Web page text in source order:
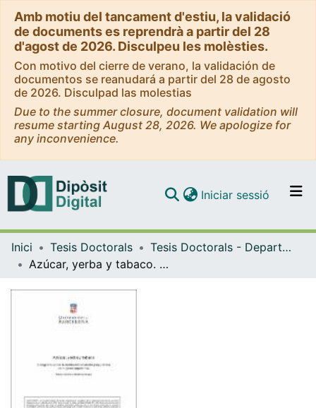
Amb motiu del tancament d'estiu, la validació
de documents es reprendrà a partir del 28
d'agost de 2026. Disculpeu les molèsties.
Con motivo del cierre de verano, la validación de
documentos se reanudará a partir del 28 de agosto
de 2026. Disculpad las molestias
Due to the summer closure, document validation will
resume starting August 28, 2026. We apologize for
any inconvenience.
Navega per tot el DD
Iniciar sessió (current)
Inici Tesis Doctorals
Tesis Doctorals - Departament - Antropologia Cultural i Història d'Amèrica i d'Àfrica
Azúcar, yerba y tabaco. Etnografía sobre la institucionalización psiquiátrica de mujeres argentinas